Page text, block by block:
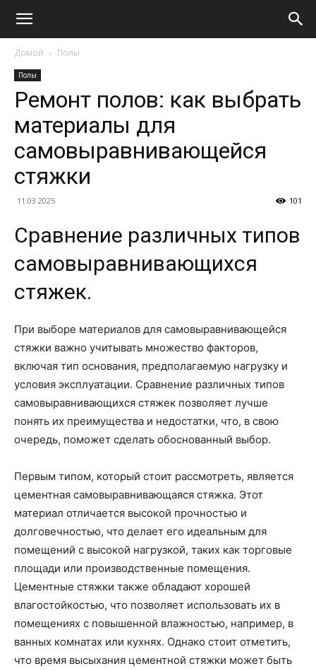
Домой Полы
Полы
Ремонт полов: как выбрать
материалы для
самовыравнивающейся
стяжки
11.03.2025 101
Сравнение различных типов
самовыравнивающихся
стяжек.
При выборе материалов для самовыравнивающейся
стяжки важно учитывать множество факторов,
включая тип основания, предполагаемую нагрузку и
условия эксплуатации. Сравнение различных типов
самовыравнивающихся стяжек позволяет лучше
понять их преимущества и недостатки, что, в свою
очередь, поможет сделать обоснованный выбор.
Первым типом, который стоит рассмотреть, является
цементная самовыравнивающаяся стяжка. Этот
материал отличается высокой прочностью и
долговечностью, что делает его идеальным для
помещений с высокой нагрузкой, таких как торговые
площади или производственные помещения.
Цементные стяжки также обладают хорошей
влагостойкостью, что позволяет использовать их в
помещениях с повышенной влажностью, например, в
ванных комнатах или кухнях. Однако стоит отметить,
что время высыхания цементной стяжки может быть